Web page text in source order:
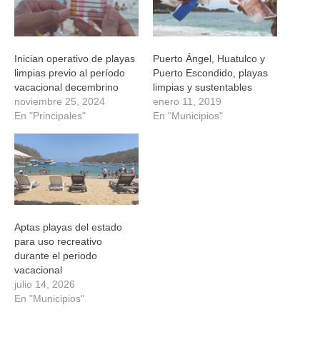
Inician operativo de playas
limpias previo al período
vacacional decembrino
noviembre 25, 2024
En "Principales"
Puerto Ángel, Huatulco y
Puerto Escondido, playas
limpias y sustentables
enero 11, 2019
En "Municipios"
Aptas playas del estado
para uso recreativo
durante el periodo
vacacional
julio 14, 2026
En "Municipios"